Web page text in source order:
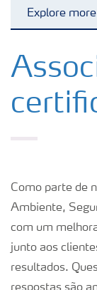
Explore more
Soluções
Fertilizantes
Soluções
Como parte de
Ambiente,
com um
junto aos
resultados.